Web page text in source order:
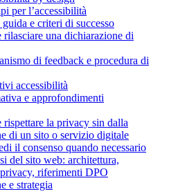
per l’accessibilità
e criteri di successo
rilasciare una dichiarazione di
di feedback e procedura di
accessibilità
e approfondimenti
rispettare la privacy sin dalla
di un sito o servizio digitale
il consenso quando necessario
del sito web: architettura,
riferimenti DPO
e strategia